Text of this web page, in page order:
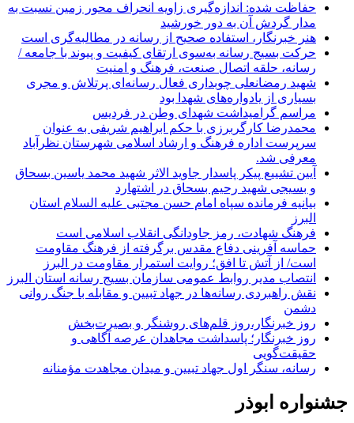
حفاظت شده: اندازه‌گیری زاویه انحراف محور زمین نسبت به
مدار گردش آن به دور خورشید
هنر خبرنگار، استفاده صحیح از رسانه در مطالبه‌گری است
حرکت بسیج رسانه به‌سوی ارتقای کیفیت و پیوند با جامعه /
رسانه، حلقه اتصال صنعت، فرهنگ و امنیت
شهید رمضانعلی چوبداری فعال رسانه‌ای پرتلاش و مجری
بسیاری از یادواره‌های شهدا بود
مراسم گرامیداشت شهدای وطن در فردیس
محمدرضا کارگربرزی با حکم ابراهیم شریفی به عنوان
سرپرست اداره فرهنگ و ارشاد اسلامی شهرستان نظرآباد
معرفی شد.
آیین تشییع پیکر پاسدار جاوید الاثر شهید محمد یاسین بسحاق
و بسیجی شهید رحیم بسحاق در اشتهارد
بیانیه فرمانده سپاه امام حسن مجتبی علیه السلام استان
البرز
فرهنگ شهادت، رمز جاودانگی انقلاب اسلامی است
حماسه آفرینی دفاع مقدس برگرفته از فرهنگ مقاومت
است/ از آتش تا افق؛ روایت استمرار مقاومت در البرز
انتصاب مدیر روابط عمومی سازمان بسیج رسانه استان البرز
نقش راهبردی رسانه‌ها در جهاد تبیین و مقابله با جنگ روانی
دشمن
روز خبرنگار،روز قلم‌های روشنگر و بصیرت‌بخش
روز خبرنگار؛ پاسداشت مجاهدان عرصه آگاهی و
حقیقت‌گویی
رسانه، سنگر اول جهاد تبیین و میدان مجاهدت مؤمنانه
جشنواره ابوذر